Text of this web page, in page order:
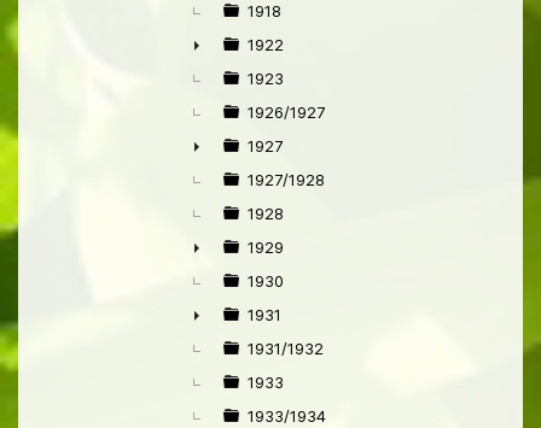
1918
►
1922
1923
1926/1927
►
1927
1927/1928
1928
►
1929
1930
►
1931
1931/1932
1933
1933/1934